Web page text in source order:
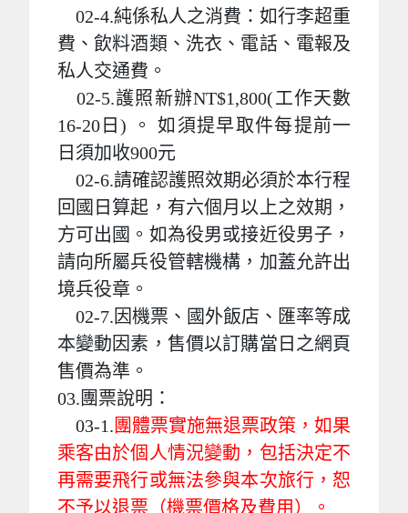
02-4.純係私人之消費：如行李超重
費、飲料酒類、洗衣、電話、電報及
私人交通費。
02-5.護照新辦NT$1,800(工作天數
16-20日) 。 如須提早取件每提前一
日須加收900元
02-6.請確認護照效期必須於本行程
回國日算起，有六個月以上之效期，
方可出國。如為役男或接近役男子，
請向所屬兵役管轄機構，加蓋允許出
境兵役章。
02-7.因機票、國外飯店、匯率等成
本變動因素，售價以訂購當日之網頁
售價為準。
03.團票說明：
03-1. 團體票實施無退票政策，如果
乘客由於個人情況變動，包括決定不
再需要飛行或無法參與本次旅行，恕
不予以退票（機票價格及費用）。